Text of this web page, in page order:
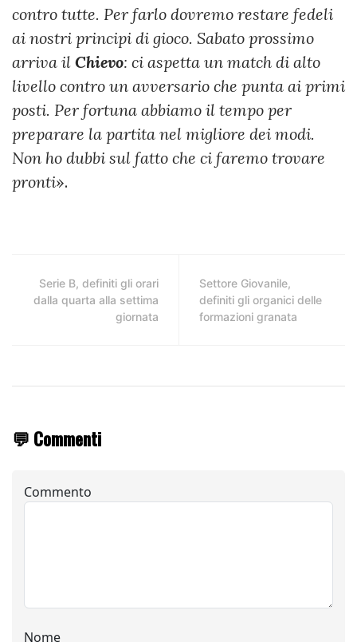
contro tutte. Per farlo dovremo restare fedeli
ai nostri principi di gioco. Sabato prossimo
arriva il Chievo: ci aspetta un match di alto
livello contro un avversario che punta ai primi
posti. Per fortuna abbiamo il tempo per
preparare la partita nel migliore dei modi.
Non ho dubbi sul fatto che ci faremo trovare
pronti».
Serie B, definiti gli orari
dalla quarta alla settima
giornata
Settore Giovanile,
definiti gli organici delle
formazioni granata
💬 Commenti